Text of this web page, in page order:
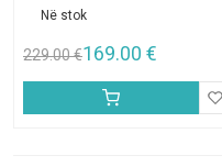
Në stok
229.00€169.00 €